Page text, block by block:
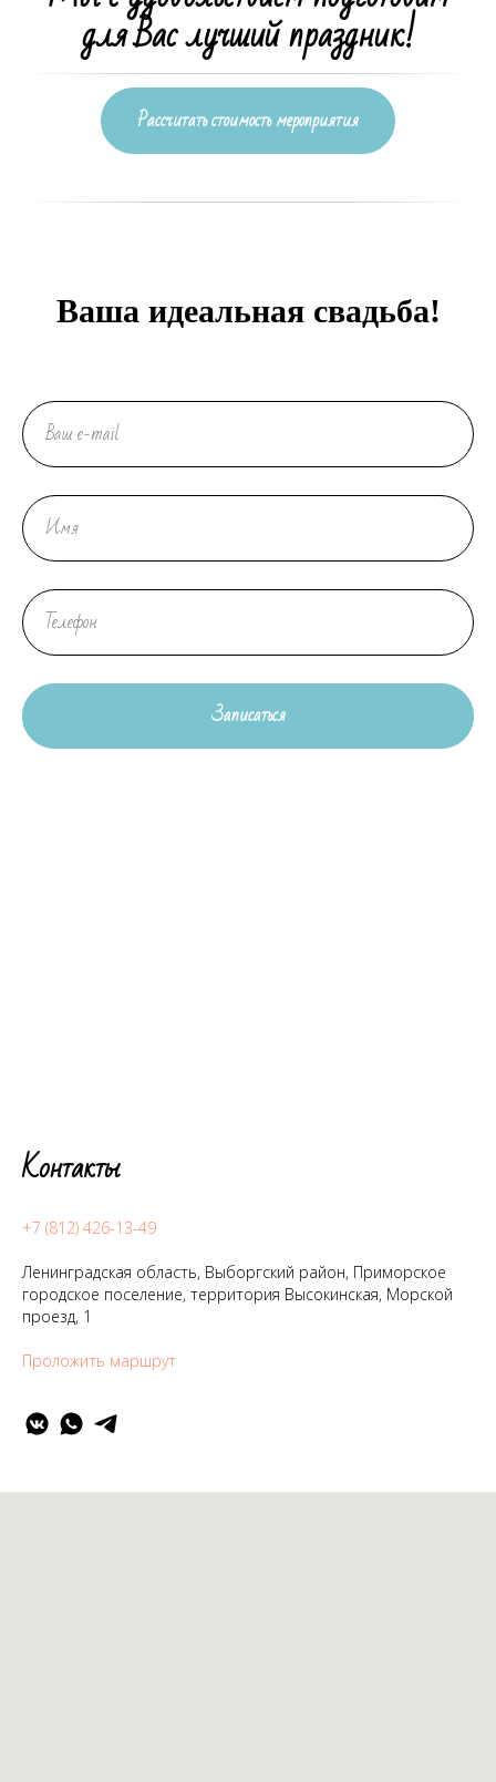
для Вас лучший праздник!
Рассчитать стоимость мероприятия
Ваша идеальная свадьба!
Записаться
Контакты
+7 (812) 426-13-49
Ленинградская область, Выборгский район, Приморское
городское поселение, территория Высокинская, Морской
проезд, 1
Проложить маршрут